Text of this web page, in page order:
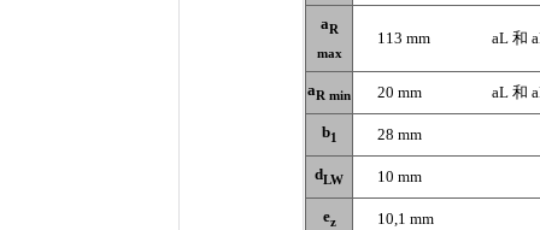
aR
max
113 mm aL 和
aR min 20 mm aL 和
b1 28 mm
dLW 10 mm
ez 10,1 mm